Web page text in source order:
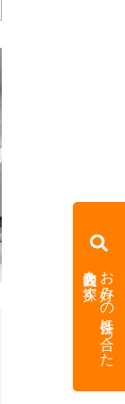
お好みの条件に合った
内装会社を探す